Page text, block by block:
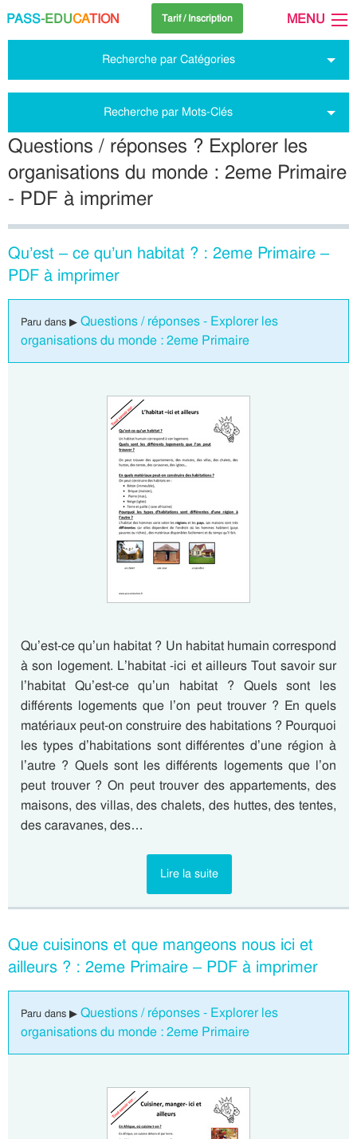
PASS-EDUCATION Tarif / Inscription MENU
Recherche par Catégories
Recherche par Mots-Clés
Questions / réponses ? Explorer les
organisations du monde : 2eme Primaire
- PDF à imprimer
Qu’est – ce qu’un habitat ? : 2eme Primaire –
PDF à imprimer
Paru dans ▶ Questions / réponses - Explorer les
organisations du monde : 2eme Primaire
Qu’est-ce qu’un habitat ? Un habitat humain correspond
à son logement. L’habitat -ici et ailleurs Tout savoir sur
l’habitat Qu’est-ce qu’un habitat ? Quels sont les
différents logements que l’on peut trouver ? En quels
matériaux peut-on construire des habitations ? Pourquoi
les types d’habitations sont différentes d’une région à
l’autre ? Quels sont les différents logements que l’on
peut trouver ? On peut trouver des appartements, des
maisons, des villas, des chalets, des huttes, des tentes,
des caravanes, des…
Lire la suite
Que cuisinons et que mangeons nous ici et
ailleurs ? : 2eme Primaire – PDF à imprimer
Paru dans ▶ Questions / réponses - Explorer les
organisations du monde : 2eme Primaire